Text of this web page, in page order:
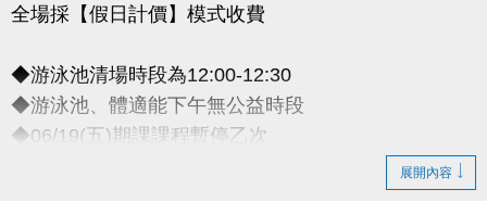
全場採【假日計價】模式收費
◆游泳池清場時段為12:00-12:30
◆游泳池、體適能下午無公益時段
◆06/19(五)期課課程暫停乙次
展開內容